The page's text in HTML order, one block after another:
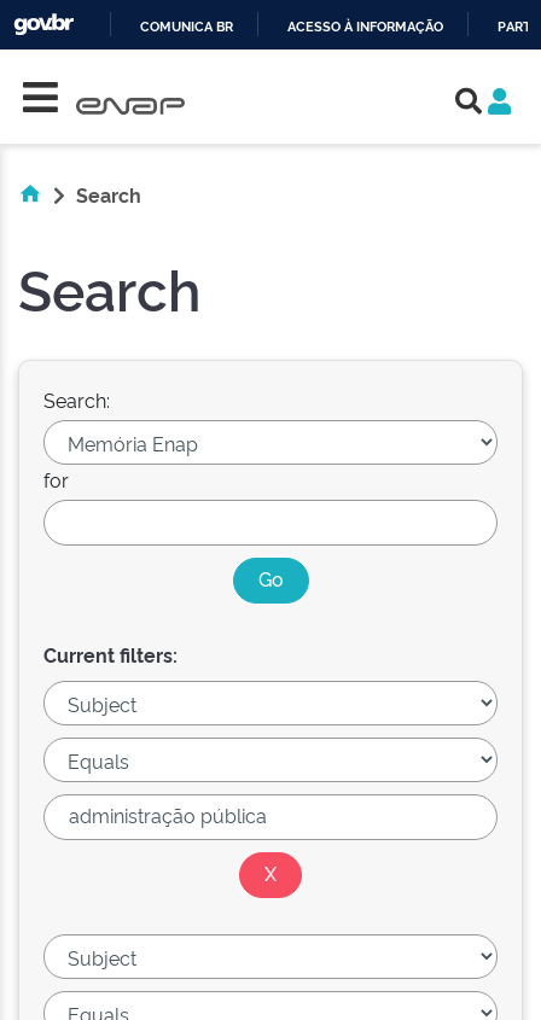
COMUNICA BR ACESSO À INFORMAÇÃO
Search
Search
Search:
for
Current filters: